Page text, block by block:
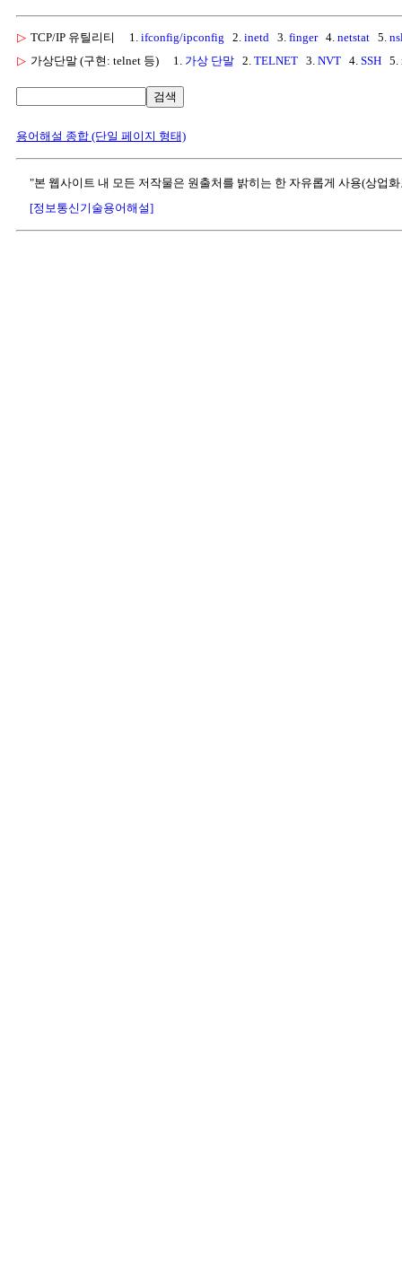
▷ TCP/IP 유틸리티 1. ifconfig/ipconfig 2. inetd 3. finger4. netstat 5.
▷ 가상단말 (구현: telnet 등) 1. 가상 단말 2. TELNET 3. NVT 4. SSH 5.
검색
용어해설 종합 (단일 페이지 형태)
"본 웹사이트 내 모든 저작물은 원출처를 밝히는 한 자유롭게 사용(상업
[정보통신기술용어해설]